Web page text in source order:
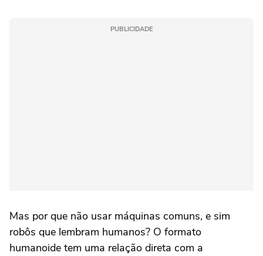
PUBLICIDADE
Mas por que não usar máquinas comuns, e sim
robôs que lembram humanos? O formato
humanoide tem uma relação direta com a